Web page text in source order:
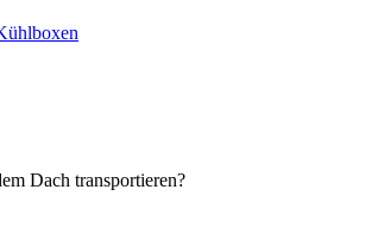
Dach transportieren?